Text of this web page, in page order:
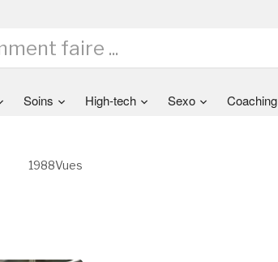
Soins High-tech Sexo Coaching
1988Vues